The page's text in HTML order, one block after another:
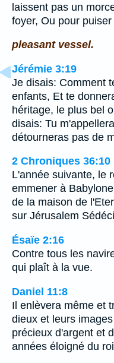
laissent pas un
foyer, Ou pour
pleasant vessel.
Jérémie 3:19
Je disais: Comment
enfants, Et te
héritage, le plus bel
disais: Tu
détourneras pas de
2 Chroniques 36:10
L'année suivante, le
emmener à
de la maison de
sur Jérusalem
Ésaïe 2:16
Contre tous les
qui plaît à la vue.
Daniel 11:8
Il enlèvera même et
dieux et leurs
précieux d'argent et
années éloigné du